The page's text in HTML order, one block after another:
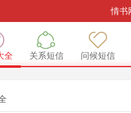
情书
全 关系短信 问候短信